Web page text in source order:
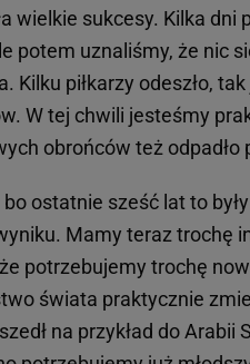
wielkie sukcesy. Kilka dni
potem uznaliśmy, że nic
piłkarzy odeszło,
W tej chwili jesteśmy
obrońców też odpadło
ostatnie sześć lat to
Mamy teraz trochę
potrzebujemy trochę
świata praktycznie
na przykład do Arabii